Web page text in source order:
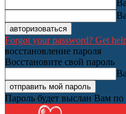
Forgot your password? Get
восстановление пароля
Восстановите свой пароль
Пароль будет выслан Вам по